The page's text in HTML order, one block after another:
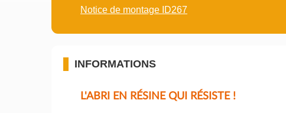
Notice de montage ID267
INFORMATIONS
L'ABRI EN RÉSINE QUI RÉSISTE !